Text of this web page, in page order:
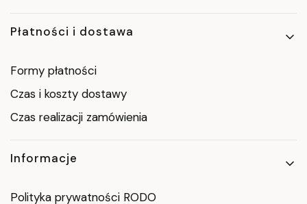
Płatności i dostawa
Formy płatności
Czas i koszty dostawy
Czas realizacji zamówienia
Informacje
Polityka prywatności RODO